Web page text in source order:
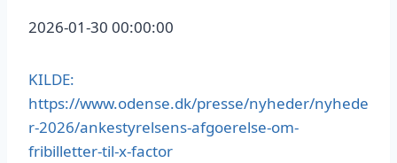
2026-01-30 00:00:00
KILDE:
https://www.odense.dk/presse/nyheder/nyhede
r-2026/ankestyrelsens-afgoerelse-om-
fribilletter-til-x-factor